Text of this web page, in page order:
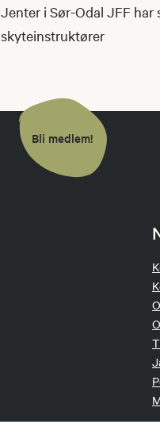
Jenter i Sør-Odal JFF
skyteinstruktører
Bli medlem!